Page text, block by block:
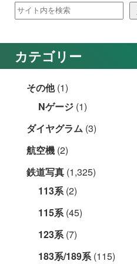
カテゴリー
その他(1)
Nゲージ (1)
ダイヤグラム (3)
航空機 (2)
鉄道写真 (1,325)
113系(2)
115系(45)
123系(7)
183系/189系(115)